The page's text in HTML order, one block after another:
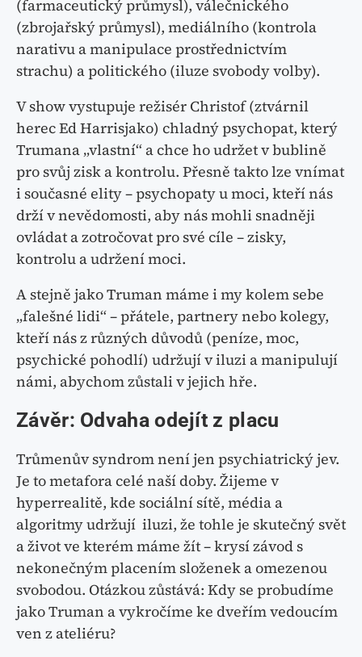
(farmaceutický průmysl), válečnického
(zbrojařský průmysl), mediálního (kontrola
narativu a manipulace prostřednictvím
strachu) a politického (iluze svobody volby).
V show vystupuje režisér Christof (ztvárnil
herec Ed Harrisjako) chladný psychopat, který
Trumana „vlastní“ a chce ho udržet v bublině
pro svůj zisk a kontrolu. Přesně takto lze vnímat
i současné elity – psychopaty u moci, kteří nás
drží v nevědomosti, aby nás mohli snadněji
ovládat a zotročovat pro své cíle – zisky,
kontrolu a udržení moci.
A stejně jako Truman máme i my kolem sebe
„falešné lidi“ – přátele, partnery nebo kolegy,
kteří nás z různých důvodů (peníze, moc,
psychické pohodlí) udržují v iluzi a manipulují
námi, abychom zůstali v jejich hře.
Závěr: Odvaha odejít z placu
Trůmenův syndrom není jen psychiatrický jev.
Je to metafora celé naší doby. Žijeme v
hyperrealitě, kde sociální sítě, média a
algoritmy udržují iluzi, že tohle je skutečný svět
a život ve kterém máme žít – krysí závod s
nekonečným placením složenek a omezenou
svobodou. Otázkou zůstává: Kdy se probudíme
jako Truman a vykročíme ke dveřím vedoucím
ven z ateliéru?